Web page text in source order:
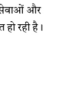
सेवाओं और
हो रही है।